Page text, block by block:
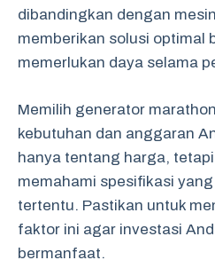
dibandingkan dengan
memberikan solusi optimal
memerlukan daya selama
Memilih generator
kebutuhan dan anggaran
hanya tentang harga,
memahami spesifikasi
tertentu. Pastikan untuk
faktor ini agar investasi
bermanfaat.